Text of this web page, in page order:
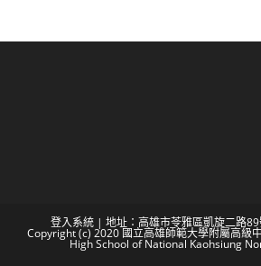
登入系統 | 地址：高雄市苓雅區凱旋二路
Copyright (c) 2020 國立高雄師範大學附屬高級
High School of National Kaohsiung